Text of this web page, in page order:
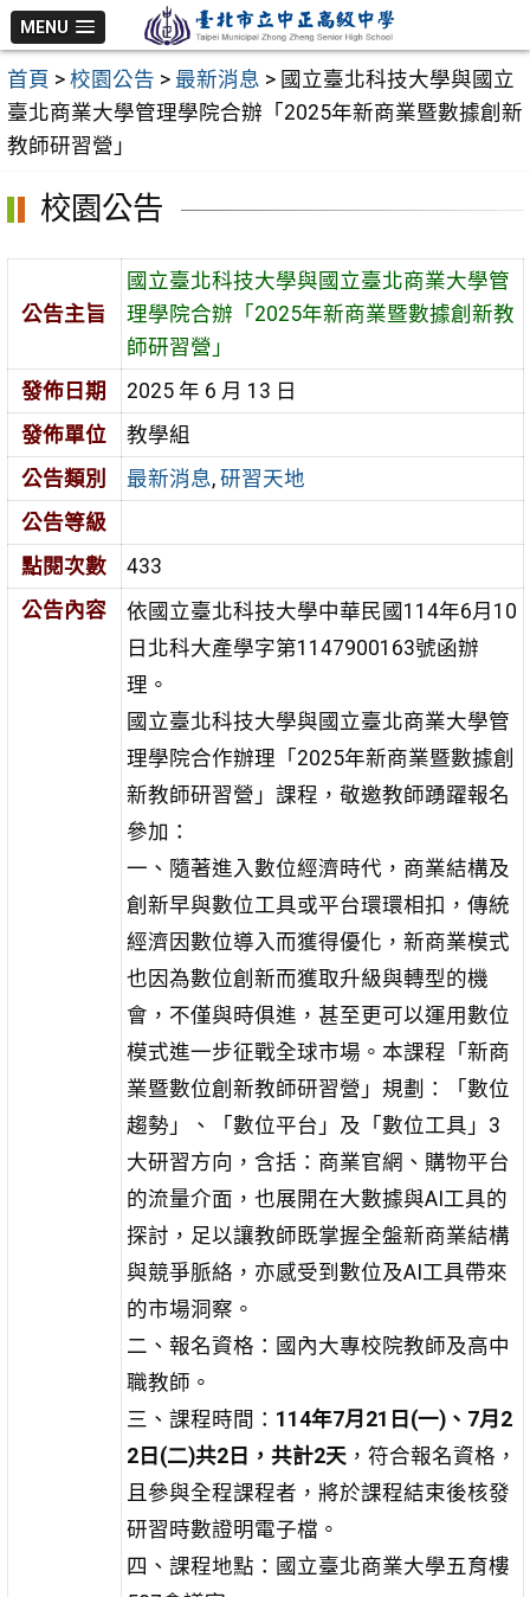
跳
至
主
要
內
MENU
首頁 > 校園公告 > 最新消息 > 國立臺北科技大學與國立
臺北商業大學管理學院合辦「2025年新商業暨數據創新
教師研習營」
校園公告
公告主旨
國立臺北科技大學與國立臺北商業大學管
理學院合辦「2025年新商業暨數據創新教
師研習營」
發佈日期
2025 年 6 月 13 日
發佈單位
教學組
公告類別
最新消息, 研習天地
公告等級
點閱次數
433
公告內容
依國立臺北科技大學中華民國114年6月10
日北科大產學字第1147900163號函辦
理。
國立臺北科技大學與國立臺北商業大學管
理學院合作辦理「2025年新商業暨數據創
新教師研習營」課程，敬邀教師踴躍報名
參加：
一、隨著進入數位經濟時代，商業結構及
創新早與數位工具或平台環環相扣，傳統
經濟因數位導入而獲得優化，新商業模式
也因為數位創新而獲取升級與轉型的機
會，不僅與時俱進，甚至更可以運用數位
模式進一步征戰全球市場。本課程「新商
業暨數位創新教師研習營」規劃：「數位
趨勢」、「數位平台」及「數位工具」3
大研習方向，含括：商業官網、購物平台
的流量介面，也展開在大數據與AI工具的
探討，足以讓教師既掌握全盤新商業結構
與競爭脈絡，亦感受到數位及AI工具帶來
的市場洞察。
二、報名資格：國內大專校院教師及高中
職教師。
三、課程時間： 114年7月21日(一)、7月2
2日(二)共2日，共計2天，符合報名資格，
且參與全程課程者，將於課程結束後核發
研習時數證明電子檔。
四、課程地點：國立臺北商業大學五育樓